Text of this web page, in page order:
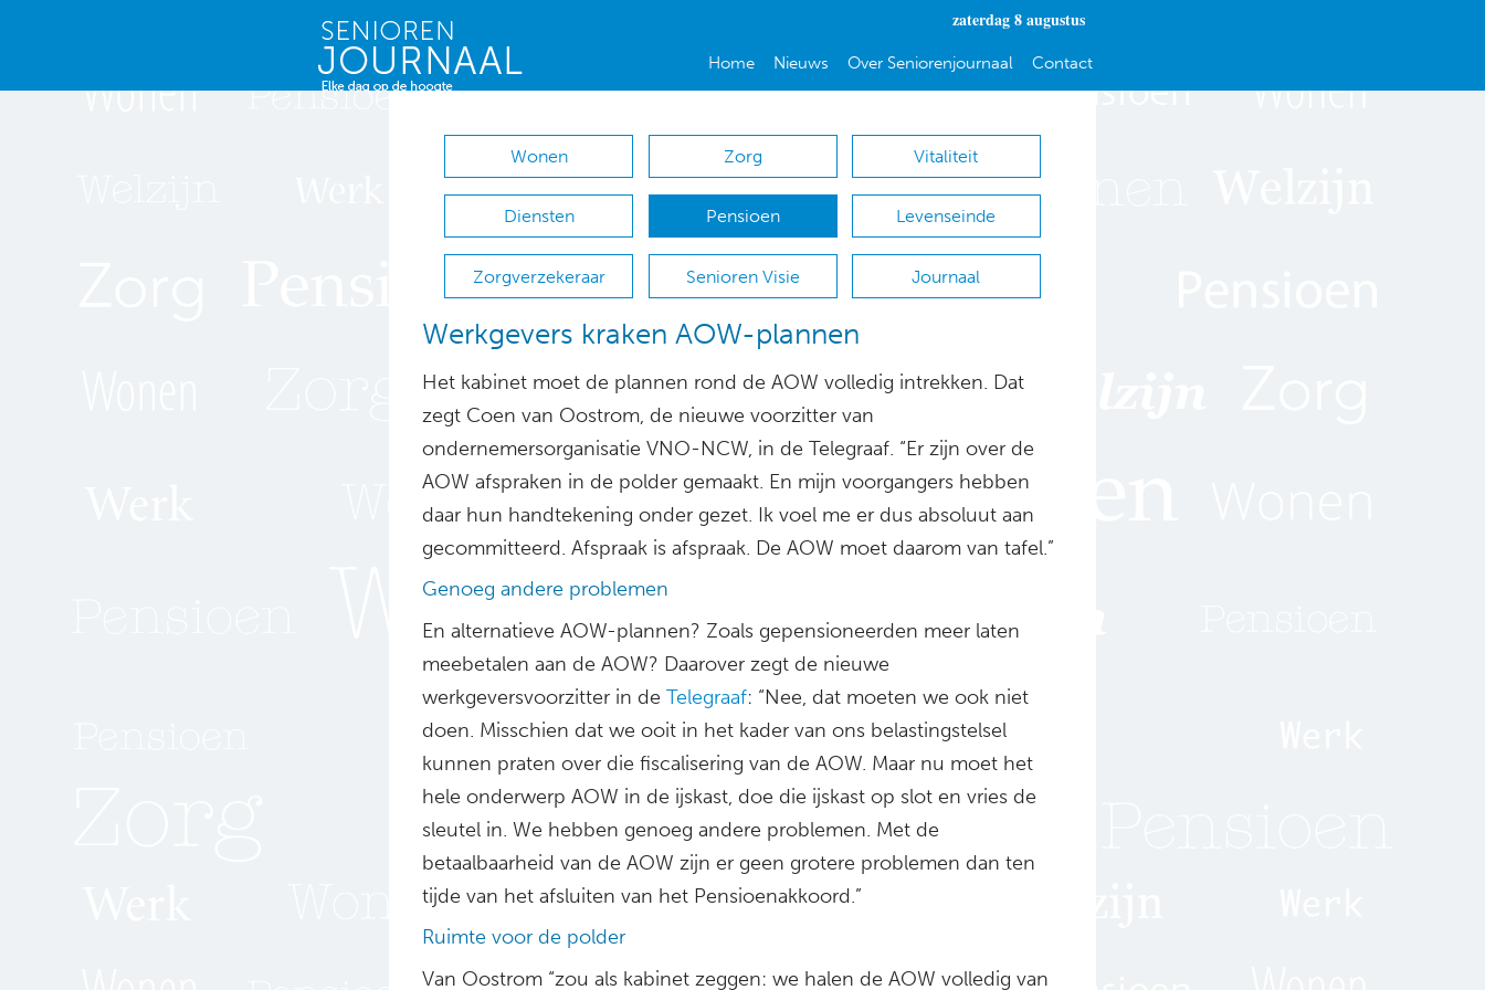
zaterdag 8 augustus
Home Nieuws Over Seniorenjournaal Contact
Wonen Zorg Vitaliteit
Diensten Pensioen Levenseinde
Zorgverzekeraar Senioren Visie Journaal
Werkgevers kraken AOW-plannen
Het kabinet moet de plannen rond de AOW volledig intrekken. Dat
zegt Coen van Oostrom, de nieuwe voorzitter van
ondernemersorganisatie VNO-NCW, in de Telegraaf. “Er zijn over de
AOW afspraken in de polder gemaakt. En mijn voorgangers hebben
daar hun handtekening onder gezet. Ik voel me er dus absoluut aan
gecommitteerd. Afspraak is afspraak. De AOW moet daarom van tafel.”
Genoeg andere problemen
En alternatieve AOW-plannen? Zoals gepensioneerden meer laten
meebetalen aan de AOW? Daarover zegt de nieuwe
werkgeversvoorzitter in de Telegraaf: “Nee, dat moeten we ook niet
doen. Misschien dat we ooit in het kader van ons belastingstelsel
kunnen praten over die fiscalisering van de AOW. Maar nu moet het
hele onderwerp AOW in de ijskast, doe die ijskast op slot en vries de
sleutel in. We hebben genoeg andere problemen. Met de
betaalbaarheid van de AOW zijn er geen grotere problemen dan ten
tijde van het afsluiten van het Pensioenakkoord.”
Ruimte voor de polder
Van Oostrom “zou als kabinet zeggen: we halen de AOW volledig van